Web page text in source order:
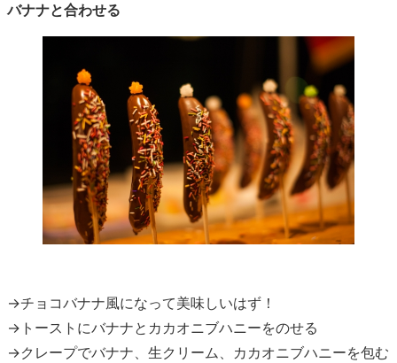
バナナと合わせる
→チョコバナナ風になって美味しいはず！
→トーストにバナナとカカオニブハニーをのせる
→クレープでバナナ、生クリーム、カカオニブハニーを包む